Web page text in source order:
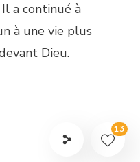
Il a continué à
à une vie plus
Dieu.
13